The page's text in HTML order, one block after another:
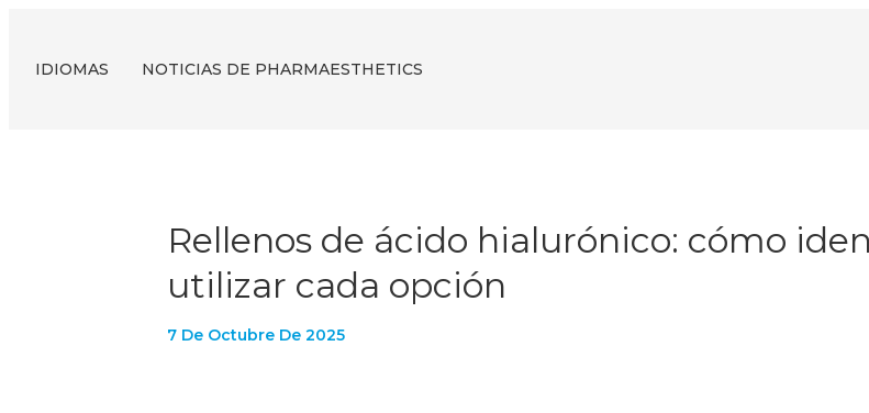
IDIOMAS NOTICIAS DE PHARMAESTHETICS
Rellenos de ácido hialurónico: cómo
utilizar cada opción
7 De Octubre De 2025